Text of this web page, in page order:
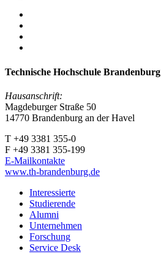
Technische Hochschule Brandenburg
Hausanschrift:
Magdeburger Straße 50
14770 Brandenburg an der Havel
T +49 3381 355-0
F +49 3381 355-199
E-Mailkontakte
www.th-brandenburg.de
Interessierte
Studierende
Alumni
Unternehmen
Forschung
Service Desk